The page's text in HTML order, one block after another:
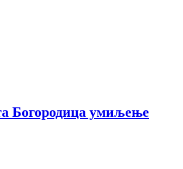
Богородица умиљење